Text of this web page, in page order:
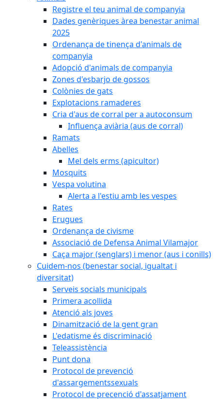
Registre el teu animal de companyia
Dades genèriques àrea benestar animal
2025
Ordenança de tinença d'animals de
companyia
Adopció d'animals de companyia
Zones d'esbarjo de gossos
Colònies de gats
Explotacions ramaderes
Cria d'aus de corral per a autoconsum
Influença aviària (aus de corral)
Ramats
Abelles
Mel dels erms (apicultor)
Mosquits
Vespa volutina
Alerta a l'estiu amb les vespes
Rates
Erugues
Ordenança de civisme
Associació de Defensa Animal Vilamajor
Caça major (senglars) i menor (aus i conills)
Cuidem-nos (benestar social, igualtat i
diversitat)
Serveis socials municipals
Primera acollida
Atenció als joves
Dinamització de la gent gran
L'edatisme és discriminació
Teleassistència
Punt dona
Protocol de prevenció
d'assargementssexuals
Protocol de precenció d'assatjament